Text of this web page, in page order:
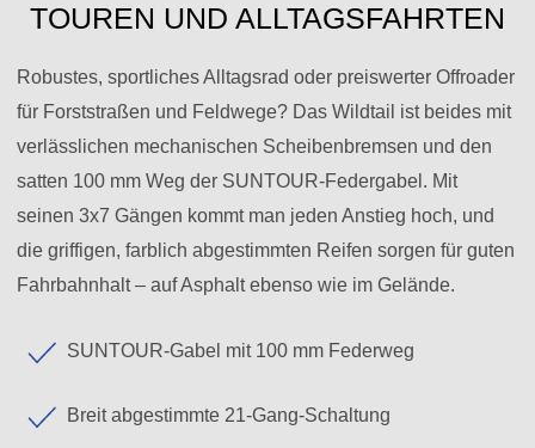
TOUREN UND ALLTAGSFAHRTEN
Robustes, sportliches Alltagsrad oder preiswerter Offroader
für Forststraßen und Feldwege? Das Wildtail ist beides mit
verlässlichen mechanischen Scheibenbremsen und den
satten 100 mm Weg der SUNTOUR-Federgabel. Mit
seinen 3x7 Gängen kommt man jeden Anstieg hoch, und
die griffigen, farblich abgestimmten Reifen sorgen für guten
Fahrbahnhalt – auf Asphalt ebenso wie im Gelände.
SUNTOUR-Gabel mit 100 mm Federweg
Breit abgestimmte 21-Gang-Schaltung